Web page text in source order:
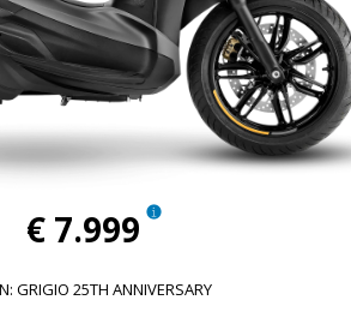
€ 7.999
: GRIGIO 25TH ANNIVERSARY